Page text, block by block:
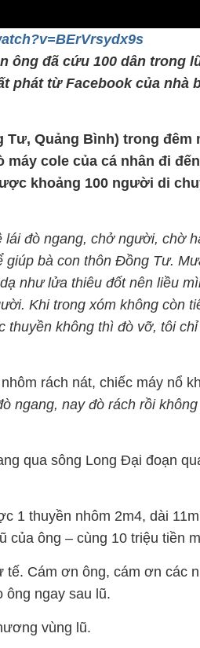
ông đã cứu 100 dân trong
phát từ Facebook của nhà
Quảng Bình) trong đêm
máy cole của cá nhân đi đến
khoảng 100 người di
lái đò ngang, chở người, chờ
giúp bà con thôn Đồng Tư.
như lửa thiêu đốt nên liều
Khi trong xóm không còn
thuyền không thì đò vỡ, tôi
rách nát, chiếc máy nổ
ngang, nay đò rách rồi
qua sông Long Đại đoạn
1 thuyền nhôm 2m4, dài
của ông – cùng 10 triệu tiền
Cám ơn ông, cám ơn các
ông ngay sau lũ.
vùng lũ.